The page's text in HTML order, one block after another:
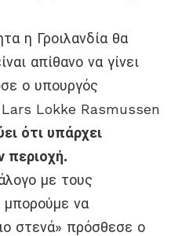
η Γροιλανδία θα
απίθανο να γίνει
ο υπουργός
Lokke Rasmussen
ότι υπάρχει
περιοχή.
με τους
μπορούμε να
στενά» πρόσθεσε ο